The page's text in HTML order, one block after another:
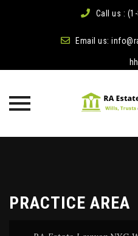
Call us :
Email us:
PRACTICE AREA